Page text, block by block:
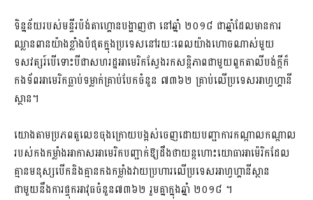
ទិន្នន័យរបស់មន្ទីរប៉ង់តាហ្គោនបង្ហាញថា នៅឆ្នាំ ២០១៨ ជាឆ្នាំដែលមានការ
ឈ្លានពានយ៉ាងខ្លាំងបំផុតក្នុងប្រទេសនៅរយៈពេលយ៉ាងហោចណាស់មួយ
ទសវត្សរ៍បើទោះបីជាសហរដ្ឋអាមេរិកស្វែងរកសន្តិភាពជាមួយពួកតាលីបង់ក្តីក៏
កងទ័ពអាមេរិកធ្លាប់ទម្លាក់គ្រាប់បែកចំនួន ៧៣៦២ គ្រាប់លើប្រទេសអាហ្វហ្គានី
ស្ថាន។
យោងតាម​ប្រភពតួលេខចុងក្រោយបង្អស់ចេញដោយបញ្ជាការកណ្ដាលកណ្តាល
របស់កងកម្លាំងអាកាសអាមេរិកបញ្ជាក់ឱ្យដឹងថាយន្តហោះយោធាអាម៉េរិកដែល
គ្មានមនុស្សបើកនិងគ្មានកងកម្លាំងវាយប្រហារលើប្រទេសអាហ្វហ្គានីស្ថាន
ជាមួយនឹងការផ្ទុកអាវុធចំនួន៧៣៦២ រួមគ្នាក្នុងឆ្នាំ ២០១៨ ។